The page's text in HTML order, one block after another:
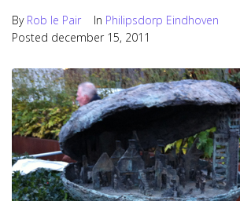
By Rob le Pair In Philipsdorp Eindhoven
Posted december 15, 2011